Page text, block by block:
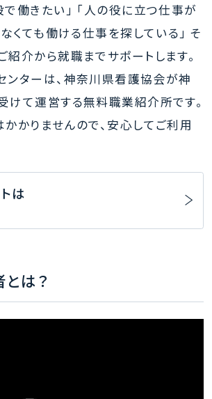
働きたい」 「人の役に立つ仕事が
くても働ける仕事を探している」 そ
介から就職までサポートします。
ンターは、神奈川県看護協会が神
けて運営する無料職業紹介所です。
かりませんので、安心してご利用
は
は？